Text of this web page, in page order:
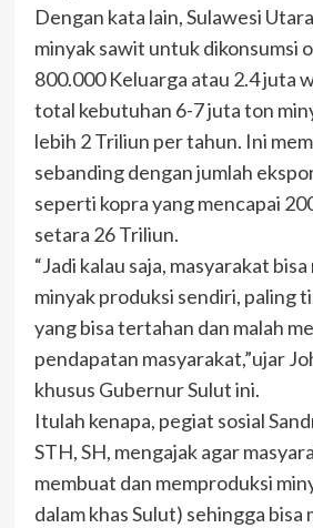
Dengan kata lain, Sulawesi
minyak sawit untuk dikonsumsi
800.000 Keluarga atau 2.4 juta
total kebutuhan 6-7 juta ton
lebih 2 Triliun per tahun. Ini
sebanding dengan jumlah
seperti kopra yang mencapai
setara 26 Triliun.
“Jadi kalau saja, masyarakat
minyak produksi sendiri, paling
yang bisa tertahan dan malah
pendapatan masyarakat,”ujar
khusus Gubernur Sulut ini.
Itulah kenapa, pegiat sosial
STH, SH, mengajak agar
membuat dan memproduksi
dalam khas Sulut) sehingga bisa